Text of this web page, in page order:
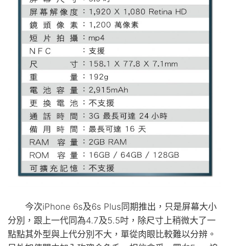
今次iPhone 6s及6s Plus同期推出，只是屏幕大小
分別，跟上一代同為4.7及5.5吋，除尺寸上稍微大了一
點點其外型與上代分別不大，單從肉眼比較難以分辨。